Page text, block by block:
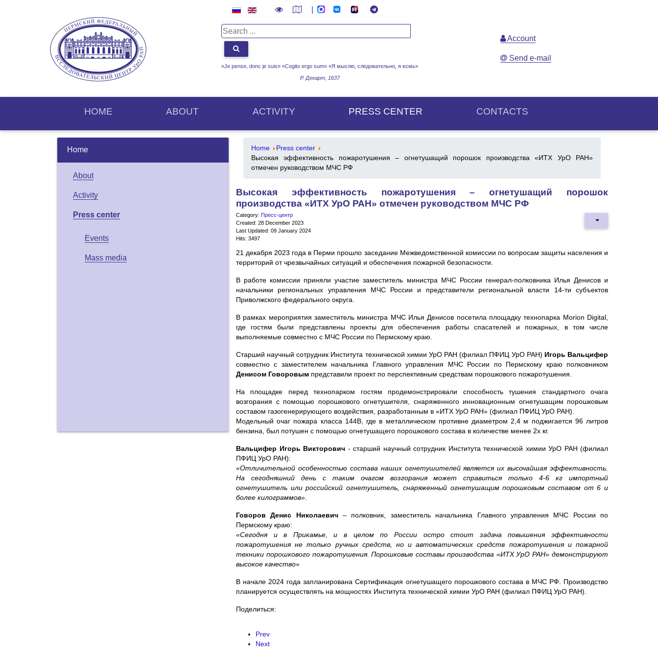
«Je pense, donc je suis» «Cogito ergo sum» «Я мыслю, следовательно, я есмь»
Р. Декарт, 1637
Account
Send e-mail
HOME ABOUT ACTIVITY PRESS CENTER CONTACTS
Home
About
Activity
Press center
Events
Mass media
Home
Press center
Высокая эффективность пожаротушения – огнетушащий порошок производства «ИТХ УрО РАН»
отмечен руководством МЧС РФ
Высокая эффективность пожаротушения – огнетушащий порошок
производства «ИТХ УрО РАН» отмечен руководством МЧС РФ
Category: Пресс-центр
Created: 28 December 2023
Last Updated: 09 January 2024
Hits: 3497
21 декабря 2023 года в Перми прошло заседание Межведомственной комиссии по вопросам защиты населения и
территорий от чрезвычайных ситуаций и обеспечения пожарной безопасности.
В работе комиссии приняли участие заместитель министра МЧС России генерал-полковника Илья Денисов и
начальники региональных управления МЧС России и представители региональной власти 14-ти субъектов
Приволжского федерального округа.
В рамках мероприятия заместитель министра МЧС Илья Денисов посетила площадку технопарка Morion Digital,
где гостям были представлены проекты для обеспечения работы спасателей и пожарных, в том числе
выполняемые совместно с МЧС России по Пермскому краю.
Старший научный сотрудник Института технической химии УрО РАН (филиал ПФИЦ УрО РАН) Игорь Вальцифер
совместно с заместителем начальника Главного управления МЧС России по Пермскому краю полковником
Денисом Говоровым представили проект по перспективным средствам порошкового пожаротушения.
На площадке перед технопарком гостям продемонстрировали способность тушения стандартного очага
возгорания с помощью порошкового огнетушителя, снаряженного инновационным огнетушащим порошковым
составом газогенерирующего воздействия, разработанным в «ИТХ УрО РАН» (филиал ПФИЦ УрО РАН).
Модельный очаг пожара класса 144B, где в металлическом противне диаметром 2,4 м поджигается 96 литров
бензина, был потушен с помощью огнетушащего порошкового состава в количестве менее 2х кг.
Вальцифер Игорь Викторович - старший научный сотрудник Института технической химии УрО РАН (филиал
ПФИЦ УрО РАН):
«Отличительной особенностью состава наших огнетушителей является их высочайшая эффективность.
На сегодняшний день с таким очагом возгорания может справиться только 4-6 кг импортный
огнетушитель или российский огнетушитель, снаряженный огнетушащим порошковым составом от 6 и
более килограммов»
Говоров Денис Николаевич– полковник, заместитель начальника Главного управления МЧС России по
Пермскому краю:
«Сегодня и в Прикамье, и в целом по России остро стоит задача повышения эффективности
пожаротушения не только ручных средств, но и автоматических средств пожаротушения и пожарной
техники порошкового пожаротушения. Порошковые составы производства «ИТХ УрО РАН» демонстрируют
высокое качество»
В начале 2024 года запланирована Сертификация огнетушащего порошкового состава в МЧС РФ. Производство
планируется осуществлять на мощностях Института технической химии УрО РАН (филиал ПФИЦ УрО РАН).
Поделиться:
Prev
Next